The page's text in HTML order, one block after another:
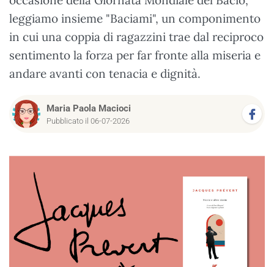
leggiamo insieme "Baciami", un componimento
in cui una coppia di ragazzini trae dal reciproco
sentimento la forza per far fronte alla miseria e
andare avanti con tenacia e dignità.
Maria Paola Macioci
Pubblicato il 06-07-2026